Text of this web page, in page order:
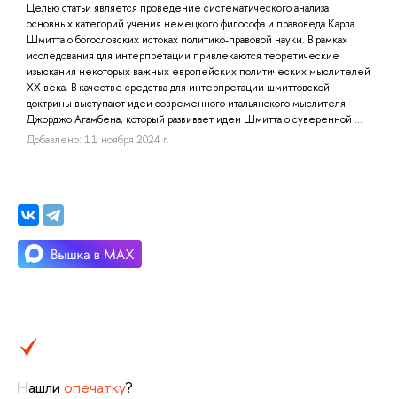
Целью статьи является проведение систематического анализа
основных категорий учения немецкого философа и правоведа Карла
Шмитта о богословских истоках политико-правовой науки. В рамках
исследования для интерпретации привлекаются теоретические
изыскания некоторых важных европейских политических мыслителей
XX века. В качестве средства для интерпретации шмиттовской
доктрины выступают идеи современного итальянского мыслителя
Джорджо Агамбена, который развивает идеи Шмитта о суверенной ...
Добавлено: 11 ноября 2024 г.
Нашли опечатку?